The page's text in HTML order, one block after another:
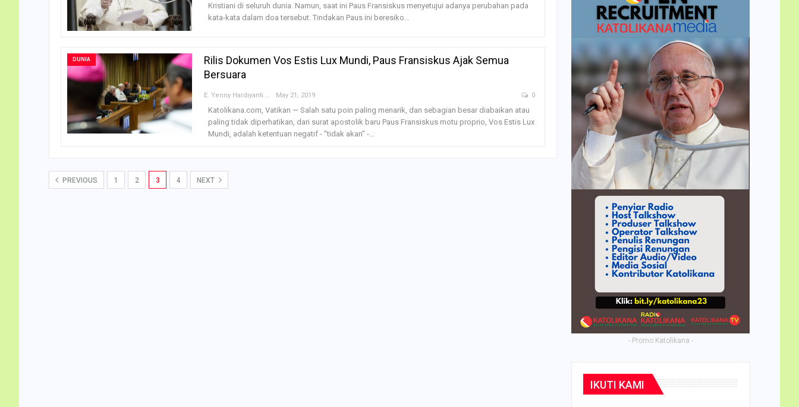
Kristiani di seluruh dunia. Namun, saat ini Paus Fransiskus menyetujui adanya perubahan pada
kata-kata dalam doa tersebut. Tindakan Paus ini beresiko…
DUNIA
Rilis Dokumen Vos Estis Lux Mundi, Paus Fransiskus Ajak Semua
Bersuara
E. Yenny Hardiyanti May 21, 2019 0
Katolikana.com, Vatikan — Salah satu poin paling menarik, dan sebagian besar diabaikan atau
paling tidak diperhatikan, dari surat apostolik baru Paus Fransiskus motu proprio, Vos Estis Lux
Mundi, adalah ketentuan negatif - "tidak akan" -…
PREVIOUS 1 2 3 4 NEXT
- Promo Katolikana -
IKUTI KAMI